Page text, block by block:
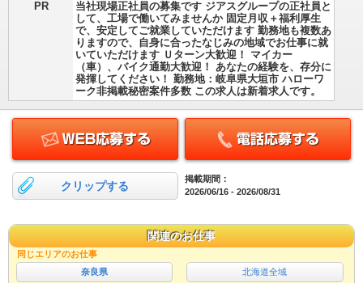
PR
当社現場正社員の募集です ジアスグループの正社員と
して、工場で働いてみませんか 固定月収＋福利厚生
で、安定してご就業していただけます 勤務地も複数あ
りますので、自身に合ったなじみの地域でお仕事に就
いていただけます Ｕターン大歓迎！ マイカー
（車）、バイク通勤大歓迎！ あなたの経験を、存分に
発揮してください！ 勤務地：岐阜県大垣市 ハローワ
ーク非掲載秘密案件多数 この求人は新着求人です。
クリップする
掲載期間：
2026/06/16 - 2026/08/31
関連のお仕事
同じエリアのお仕事
奈良県
北海道全域